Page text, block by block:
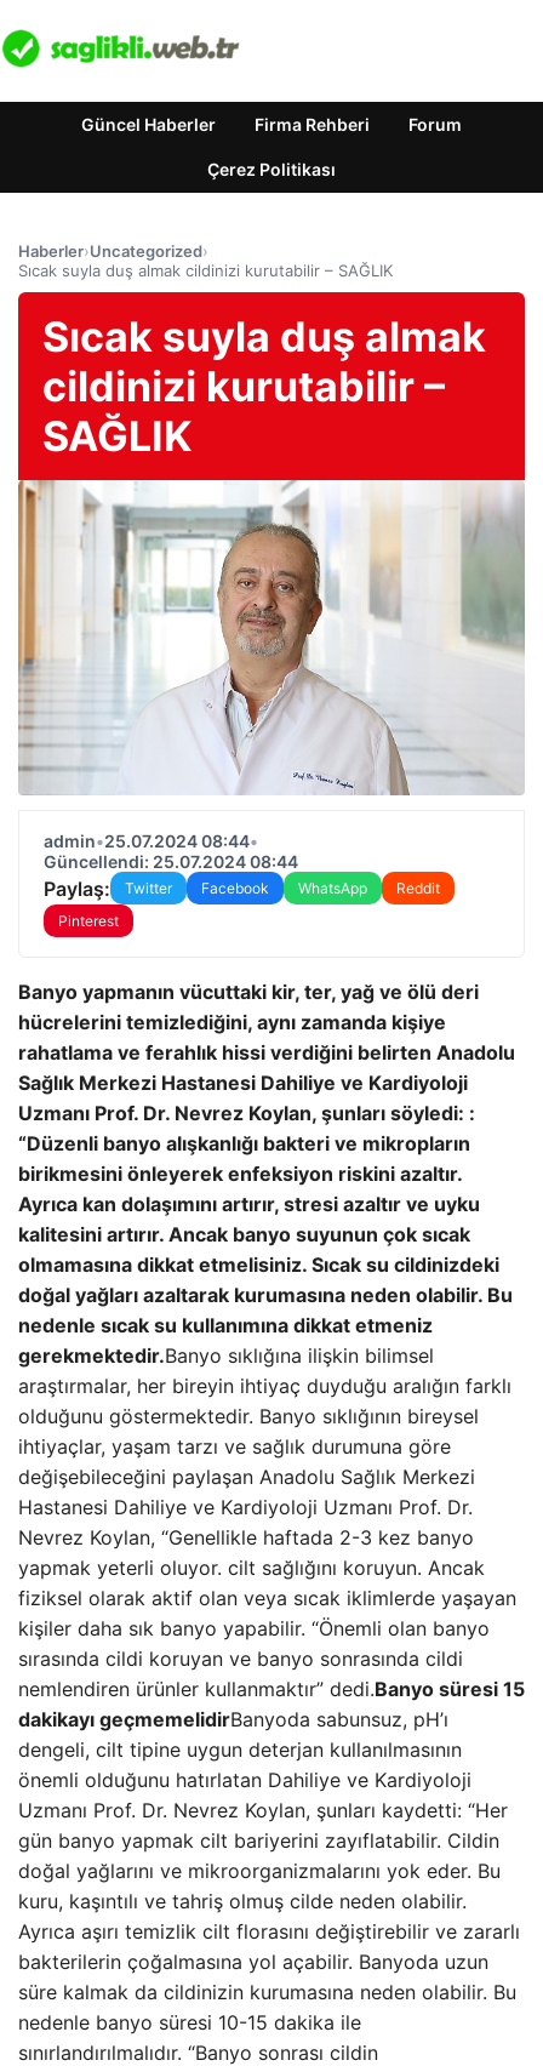
Güncel Haberler Firma Rehberi Forum
Çerez Politikası
Haberler›Uncategorized›
Sıcak suyla duş almak cildinizi kurutabilir – SAĞLIK
Sıcak suyla duş almak
cildinizi kurutabilir –
SAĞLIK
admin•25.07.2024 08:44•
Güncellendi: 25.07.2024 08:44
Paylaş: Twitter Facebook WhatsApp
Reddit
Pinterest
Banyo yapmanın vücuttaki kir, ter, yağ ve ölü deri
hücrelerini temizlediğini, aynı zamanda kişiye
rahatlama ve ferahlık hissi verdiğini belirten Anadolu
Sağlık Merkezi Hastanesi Dahiliye ve Kardiyoloji
Uzmanı Prof. Dr. Nevrez Koylan, şunları söyledi: :
“Düzenli banyo alışkanlığı bakteri ve mikropların
birikmesini önleyerek enfeksiyon riskini azaltır.
Ayrıca kan dolaşımını artırır, stresi azaltır ve uyku
kalitesini artırır. Ancak banyo suyunun çok sıcak
olmamasına dikkat etmelisiniz. Sıcak su cildinizdeki
doğal yağları azaltarak kurumasına neden olabilir. Bu
nedenle sıcak su kullanımına dikkat etmeniz
gerekmektedir.Banyo sıklığına ilişkin bilimsel
araştırmalar, her bireyin ihtiyaç duyduğu aralığın farklı
olduğunu göstermektedir. Banyo sıklığının bireysel
ihtiyaçlar, yaşam tarzı ve sağlık durumuna göre
değişebileceğini paylaşan Anadolu Sağlık Merkezi
Hastanesi Dahiliye ve Kardiyoloji Uzmanı Prof. Dr.
Nevrez Koylan, “Genellikle haftada 2-3 kez banyo
yapmak yeterli oluyor. cilt sağlığını koruyun. Ancak
fiziksel olarak aktif olan veya sıcak iklimlerde yaşayan
kişiler daha sık banyo yapabilir. “Önemli olan banyo
sırasında cildi koruyan ve banyo sonrasında cildi
nemlendiren ürünler kullanmaktır” dedi.Banyo süresi 15
dakikayı geçmemelidirBanyoda sabunsuz, pH’ı
dengeli, cilt tipine uygun deterjan kullanılmasının
önemli olduğunu hatırlatan Dahiliye ve Kardiyoloji
Uzmanı Prof. Dr. Nevrez Koylan, şunları kaydetti: “Her
gün banyo yapmak cilt bariyerini zayıflatabilir. Cildin
doğal yağlarını ve mikroorganizmalarını yok eder. Bu
kuru, kaşıntılı ve tahriş olmuş cilde neden olabilir.
Ayrıca aşırı temizlik cilt florasını değiştirebilir ve zararlı
bakterilerin çoğalmasına yol açabilir. Banyoda uzun
süre kalmak da cildinizin kurumasına neden olabilir. Bu
nedenle banyo süresi 10-15 dakika ile
sınırlandırılmalıdır. “Banyo sonrası cildin